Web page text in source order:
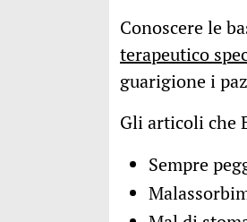
Conoscere le
terapeutico
guarigione i
Gli articoli che
Sempre